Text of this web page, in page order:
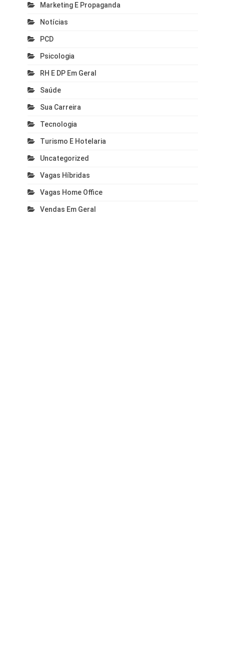
Marketing E Propaganda
Notícias
PCD
Psicologia
RH E DP Em Geral
Saúde
Sua Carreira
Tecnologia
Turismo E Hotelaria
Uncategorized
Vagas Híbridas
Vagas Home Office
Vendas Em Geral